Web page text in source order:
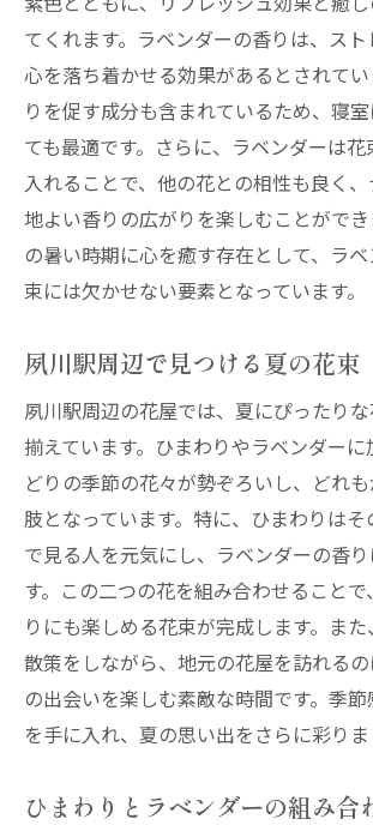
てくれます。ラベンダーの香りは、スト
心を落ち着かせる効果があるとされて
りを促す成分も含まれているため、寝
ても最適です。さらに、ラベンダーは
入れることで、他の花との相性も良く
地よい香りの広がりを楽しむことがで
の暑い時期に心を癒す存在として、ラ
束には欠かせない要素となっています。
夙川駅周辺で見つける夏の花束
夙川駅周辺の花屋では、夏にぴったり
揃えています。ひまわりやラベンダーに
どりの季節の花々が勢ぞろいし、どれ
肢となっています。特に、ひまわりは
で見る人を元気にし、ラベンダーの香
す。この二つの花を組み合わせること
りにも楽しめる花束が完成します。ま
散策をしながら、地元の花屋を訪れる
の出会いを楽しむ素敵な時間です。季
を手に入れ、夏の思い出をさらに彩りま
ひまわりとラベンダーの組み合